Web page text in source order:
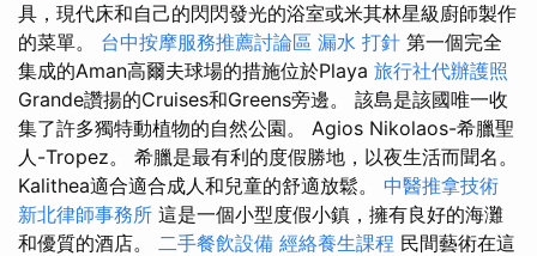
具，現代床和自己的閃閃發光的浴室或米其林星級廚師製作
的菜單。 台中按摩服務推薦討論區 漏水 打針 第一個完全
集成的Aman高爾夫球場的措施位於Playa 旅行社代辦護照
Grande讚揚的Cruises和Greens旁邊。 該島是該國唯一收
集了許多獨特動植物的自然公園。 Agios Nikolaos-希臘聖
人-Tropez。 希臘是最有利的度假勝地，以夜生活而聞名。
Kalithea適合適合成人和兒童的舒適放鬆。 中醫推拿技術
新北律師事務所 這是一個小型度假小鎮，擁有良好的海灘
和優質的酒店。 二手餐飲設備 經絡養生課程 民間藝術在這